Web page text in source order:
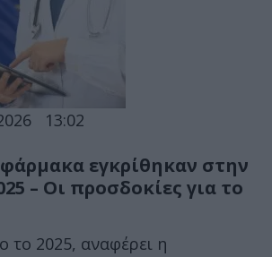
13:02
εγκρίθηκαν στην
– Οι προσδοκίες για το
το 2025, αναφέρει η